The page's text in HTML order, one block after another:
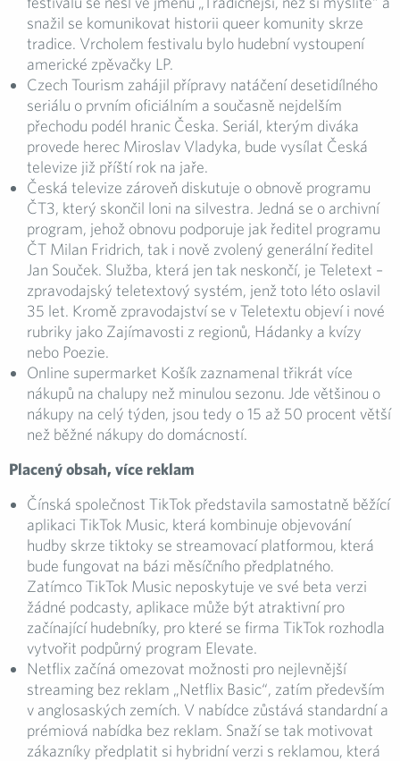
snažil se komunikovat historii queer komunity skrze
tradice. Vrcholem festivalu bylo hudební vystoupení
americké zpěvačky LP.
Czech Tourism zahájil přípravy natáčení desetidílného
seriálu o prvním oficiálním a současně nejdelším
přechodu podél hranic Česka. Seriál, kterým diváka
provede herec Miroslav Vladyka, bude vysílat Česká
televize již příští rok na jaře.
Česká televize zároveň diskutuje o obnově programu
ČT3, který skončil loni na silvestra. Jedná se o archivní
program, jehož obnovu podporuje jak ředitel programu
ČT Milan Fridrich, tak i nově zvolený generální ředitel
Jan Souček. Služba, která jen tak neskončí, je Teletext –
zpravodajský teletextový systém, jenž toto léto oslavil
35 let. Kromě zpravodajství se v Teletextu objeví i nové
rubriky jako Zajímavosti z regionů, Hádanky a kvízy
nebo Poezie.
Online supermarket Košík zaznamenal třikrát více
nákupů na chalupy než minulou sezonu. Jde většinou o
nákupy na celý týden, jsou tedy o 15 až 50 procent větší
než běžné nákupy do domácností.
Placený obsah, více reklam
Čínská společnost TikTok představila samostatně běžící
aplikaci TikTok Music, která kombinuje objevování
hudby skrze tiktoky se streamovací platformou, která
bude fungovat na bázi měsíčního předplatného.
Zatímco TikTok Music neposkytuje ve své beta verzi
žádné podcasty, aplikace může být atraktivní pro
začínající hudebníky, pro které se firma TikTok rozhodla
vytvořit podpůrný program Elevate.
Netflix začíná omezovat možnosti pro nejlevnější
streaming bez reklam „Netflix Basic“, zatím především
v anglosaských zemích. V nabídce zůstává standardní a
prémiová nabídka bez reklam. Snaží se tak motivovat
zákazníky předplatit si hybridní verzi s reklamou, která